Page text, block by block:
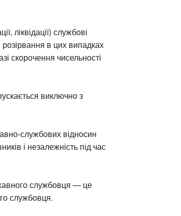
ліквідації) службові
в цих випадках
скорочення чисельності
виключно з
службових відносин
і незалежність під час
службовця — це
службовця.